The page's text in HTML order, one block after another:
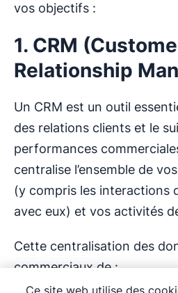
vos objectifs :
1. CRM
Relationship
Un CRM est un outil
des relations clients et le
performances
centralise l’ensemble de
(y compris les interactions
avec eux) et vos activités
Cette centralisation des
commerciaux de :
Ce site web utilise des